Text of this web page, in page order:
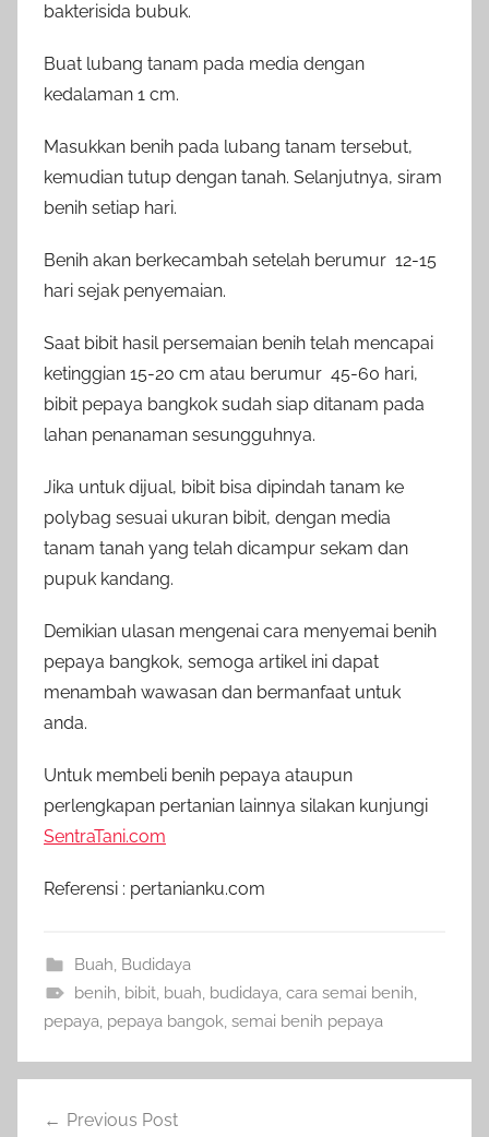
bakterisida bubuk.
Buat lubang tanam pada media dengan
kedalaman 1 cm.
Masukkan benih pada lubang tanam tersebut,
kemudian tutup dengan tanah. Selanjutnya, siram
benih setiap hari.
Benih akan berkecambah setelah berumur 12-15
hari sejak penyemaian.
Saat bibit hasil persemaian benih telah mencapai
ketinggian 15-20 cm atau berumur 45-60 hari,
bibit pepaya bangkok sudah siap ditanam pada
lahan penanaman sesungguhnya.
Jika untuk dijual, bibit bisa dipindah tanam ke
polybag sesuai ukuran bibit, dengan media
tanam tanah yang telah dicampur sekam dan
pupuk kandang.
Demikian ulasan mengenai cara menyemai benih
pepaya bangkok, semoga artikel ini dapat
menambah wawasan dan bermanfaat untuk
anda.
Untuk membeli benih pepaya ataupun
perlengkapan pertanian lainnya silakan kunjungi
SentraTani.com
Referensi : pertanianku.com
Buah, Budidaya
benih, bibit, buah, budidaya, cara semai benih,
pepaya, pepaya bangok, semai benih pepaya
Previous Post